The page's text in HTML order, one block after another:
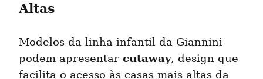
Altas
Modelos da linha infantil da Giannini
podem apresentar cutaway, design que
facilita o acesso às casas mais altas da